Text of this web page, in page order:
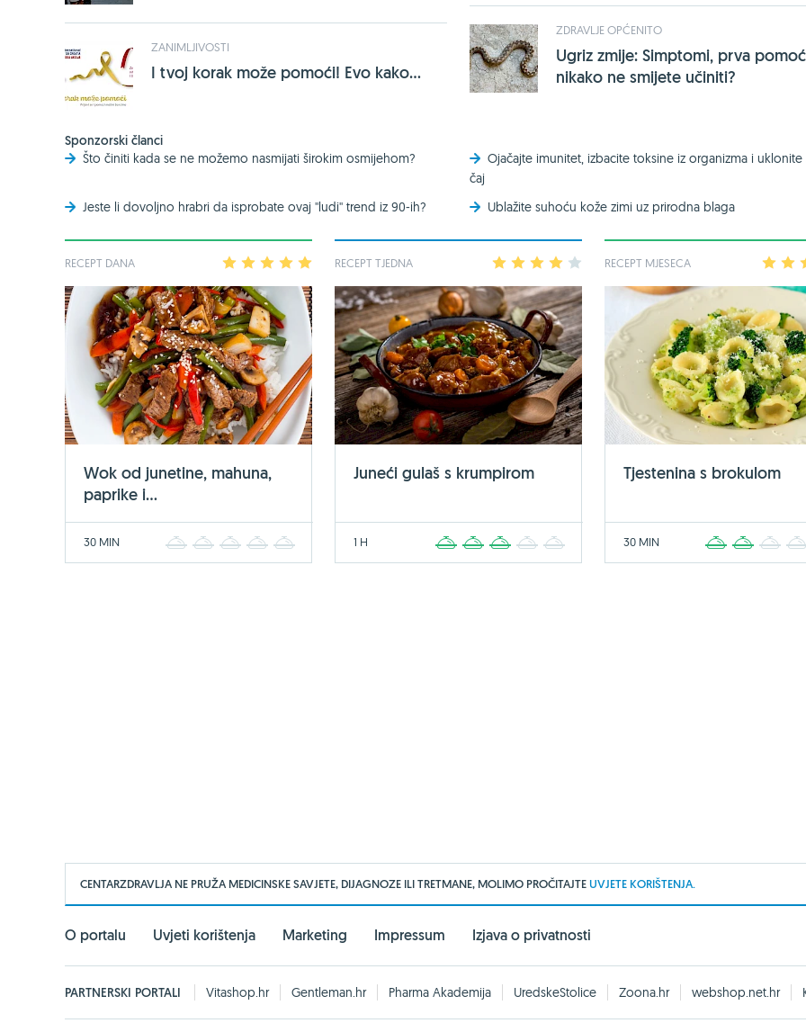
ZANIMLJIVOSTI
I tvoj korak može pomoći! Evo kako...
ZDRAVLJE OPĆENITO
Ugriz zmije: Simptomi, prva
nikako ne smijete učiniti?
Sponzorski članci
Što činiti kada se ne možemo nasmijati širokim osmijehom?
Ojačajte imunitet, izbacite toksine iz organizma i uklonite
čaj
Jeste li dovoljno hrabri da isprobate ovaj ''ludi'' trend iz 90-ih?
Ublažite suhoću kože zimi uz prirodna blaga
RECEPT DANA 2 3 4
Wok od junetine, mahuna,
paprike i...
30 MIN 2 3 4
RECEPT TJEDNA 2 3 4
Juneći gulaš s krumpirom
1 H 2 3 4
RECEPT MJESECA 2
Tjestenina s brokulom
30 MIN 2 3
CENTARZDRAVLJA NE PRUŽA MEDICINSKE SAVJETE, DIJAGNOZE ILI TRETMANE, MOLIMO PROČITAJTEUVJETE KORIŠTENJA.
O portalu Uvjeti korištenja Marketing Impressum Izjava o privatnosti
PARTNERSKI PORTALI Vitashop.hr Gentleman.hr Pharma Akademija UredskeStolice Zoona.hr webshop.net.hr